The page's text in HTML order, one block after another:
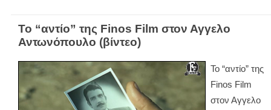
Το “αντίο” της Finos Film στον Αγγελο
Αντωνόπουλο (βίντεο)
Το “αντίο” της
Finos Film
στον Αγγελο